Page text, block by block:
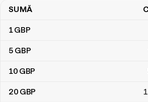
Tabel de conversie lire sterline în franci
SUMĂ
1GBP
5 GBP
10 GBP
20 GBP